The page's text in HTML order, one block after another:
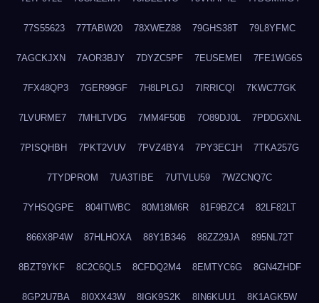
77S55623 77TABW20 78XWEZ88 79GHS38T 79L8YFMC
7AGCKJXN 7AOR3BJY 7DYZC5PF 7EUSEMEI 7FE1WG6S
7FX48QP3 7GER99GF 7H8LPLGJ 7IRRICQI 7KWC77GK
7LVURME7 7MHLTVDG 7MM4F50B 7O89DJ0L 7PDDGXNL
7PISQHBH 7PKT2VUV 7PVZ4BY4 7PY3EC1H 7TKA257G
7TYDPROM 7UA3TIBE 7UTVLU59 7WZCNQ7C
7YHSQGPE 804ITWBC 80M18M6R 81F9BZC4 82LF82LT
866X8P4W 87HLHOXA 88Y1B346 88ZZ29JA 895NL72T
8BZT9YKF 8C2C6QL5 8CFDQ2M4 8EMTYC6G 8GN4ZHDF
8GP2U7BA 8I0XX43W 8IGK9S2K 8IN6KUU1 8K1AGK5W